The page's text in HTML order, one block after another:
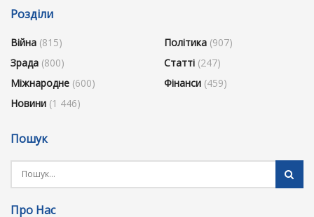
Розділи
Війна (815)
Зрада (800)
Міжнародне (600)
Новини (1 446)
Політика (907)
Статті (247)
Фінанси (459)
Пошук
Про Нас